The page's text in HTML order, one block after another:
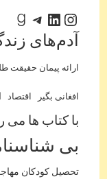
اینستاگرم لینکداین تلگرام گودریدز
آدم‌‌های
ارائه پیمان حقیقت
افغانی بگیر اقتصاد
با کتاب ها می
بی
تحصیل کودکان